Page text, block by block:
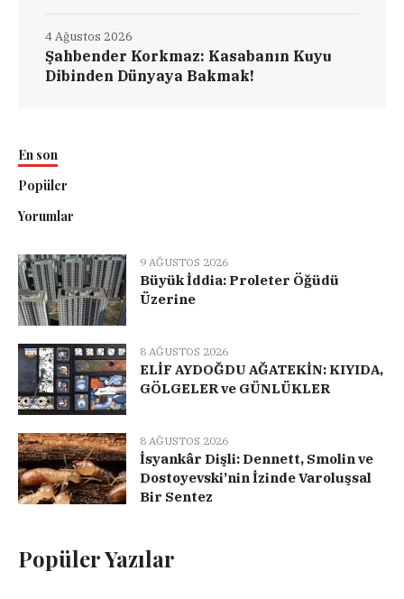
Şahbender Korkmaz: Kasabanın Kuyu
Dibinden Dünyaya Bakmak!
4 Ağustos 2026
En son
Popüler
Yorumlar
9 AĞUSTOS 2026
Büyük İddia: Proleter Öğüdü
Üzerine
8 AĞUSTOS 2026
ELİF AYDOĞDU AĞATEKİN: KIYIDA,
GÖLGELER ve GÜNLÜKLER
8 AĞUSTOS 2026
İsyankâr Dişli: Dennett, Smolin ve
Dostoyevski’nin İzinde Varoluşsal
Bir Sentez
Popüler Yazılar